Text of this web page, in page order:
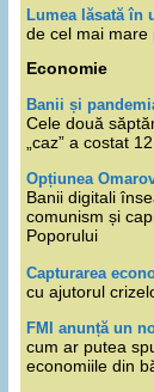
Lumea lăsată în
de cel mai mare
Economie
Banii și
Cele două
„caz” a costat
Opțiunea
Banii digitali
comunism și
Poporului
Capturarea
cu ajutorul
FMI anunță un
cum ar putea
economiile din